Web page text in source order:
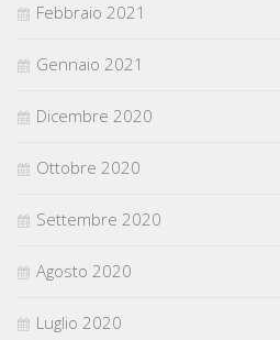
Febbraio 2021
Gennaio 2021
Dicembre 2020
Ottobre 2020
Settembre 2020
Agosto 2020
Luglio 2020